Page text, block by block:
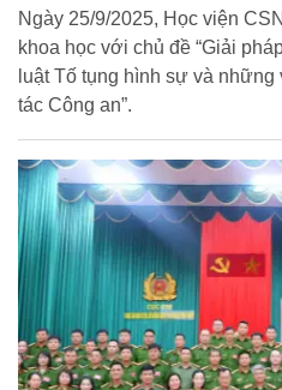
Ngày 25/9/2025, Học viện
khoa học với chủ đề “Giải
luật Tố tụng hình sự và
tác Công an”.